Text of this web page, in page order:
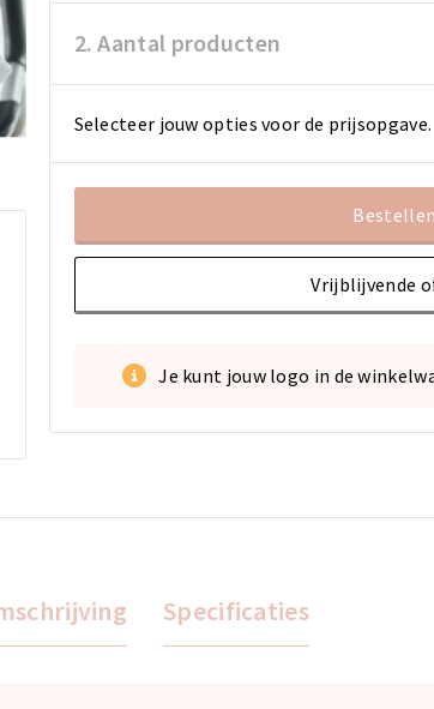
2. Aantal producten
Selecteer jouw opties voor de prijsopgave.
Bestellen
Vrijblijvende
Je kunt jouw logo in de
Specificaties